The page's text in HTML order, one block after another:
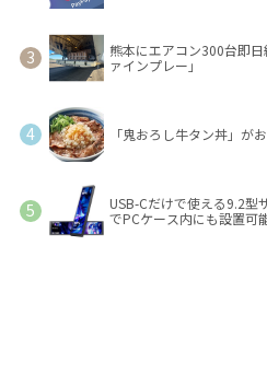
熊本にエアコン300台即
ァインプレー」
「鬼おろし牛タン丼」が
USB-Cだけで使える9.2
でPCケース内にも設置可